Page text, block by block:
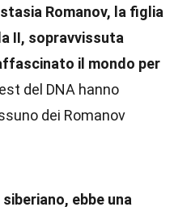
Romanov, la figlia
II, sopravvissuta
il mondo per
del DNA hanno
dei Romanov
ebbe una